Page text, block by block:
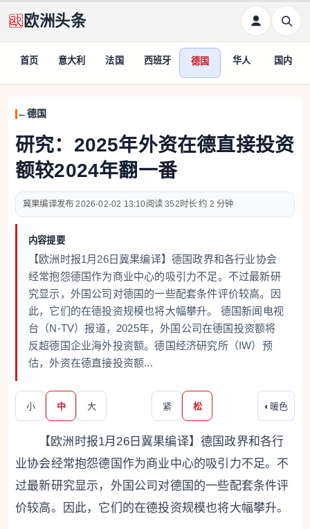
欧洲头条
首页 意大利 法国 西班牙 德国 华人 国内
德国
研究：2025年外资在德直接投资
额较2024年翻一番
冀果编译 2026-02-02 13:10 352 约 2 分钟
内容提要
【欧洲时报1月26日冀果编译】德国政界和各行业协会
经常抱怨德国作为商业中心的吸引力不足。不过最新研
究显示，外国公司对德国的一些配套条件评价较高。因
此，它们的在德投资规模也将大幅攀升。 德国新闻电视
台（N-TV）报道，2025年，外国公司在德国投资额将
反超德国企业海外投资额。德国经济研究所（IW）预
估，外资在德直接投资额...
小 中 大 紧 松 ◐ 暖色
【欧洲时报1月26日冀果编译】德国政界和各行
业协会经常抱怨德国作为商业中心的吸引力不足。不
过最新研究显示，外国公司对德国的一些配套条件评
价较高。因此，它们的在德投资规模也将大幅攀升。